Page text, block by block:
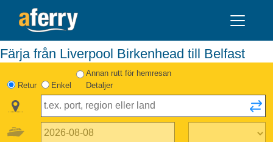
Färja från Liverpool Birkenhead till Belfast
Retur Enkel
Annan rutt för hemresan
Detaljer